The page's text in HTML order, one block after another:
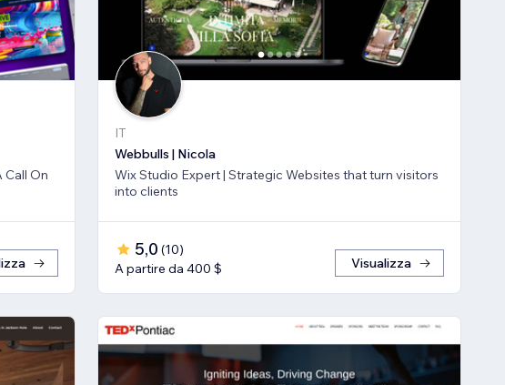
On
IT
Webbulls | Nicola
Wix Studio Expert | Strategic Websites that turn visitors
into clients
5,0 (10)
A partire da 400 $
Visualizza